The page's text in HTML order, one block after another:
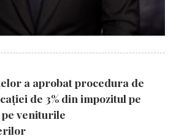
a aprobat procedura de
de 3% din impozitul pe
veniturile